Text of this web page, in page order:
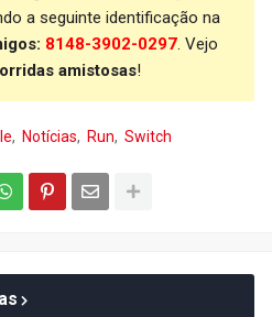
a seguinte identificação na
8148-3902-0297. Vejo
amistosas!
Notícias Run Switch